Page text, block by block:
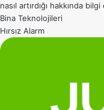
nasıl artırdığı hakkında
Bina Teknolojileri
Hırsız Alarm